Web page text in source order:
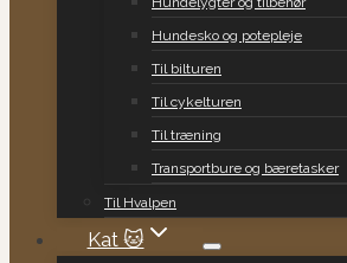
Hundesko og potepleje
Til bilturen
Til cykelturen
Til træning
Transportbure og bæretasker
Til Hvalpen
Kat 🐱